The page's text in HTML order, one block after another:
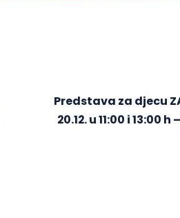
Predstava za djecu
20.12. u 11:00 i